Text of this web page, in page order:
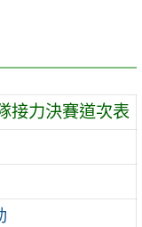
接力決賽道次表